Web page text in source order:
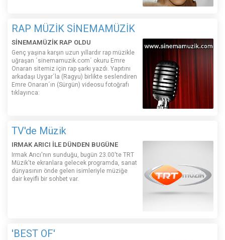
RAP MÜZİK SİNEMAMÜZİK
SİNEMAMÜZİK RAP OLDU
Genç yaşına karşın uzun yıllardır rap müzikle
uğraşan ´sinemamuzik.com´ okuru Emre
Onaran sitemiz için rap şarkı yazdı. Yapıtını
arkadaşı Uygar´la (Ragyu) birlikte seslendiren
Emre Onaran´ın (Sürgün) videosu fotoğrafı
tıklayınca:
TV'de Müzik
IRMAK ARICI İLE DÜNDEN BUGÜNE
Irmak Arıcı'nın sunduğu, bugün 23.00'te TRT
Müzik'te ekranlara gelecek programda, sanat
dünyasının önde gelen isimleriyle müziğe
dair keyifli bir sohbet var.
'BEST OF'